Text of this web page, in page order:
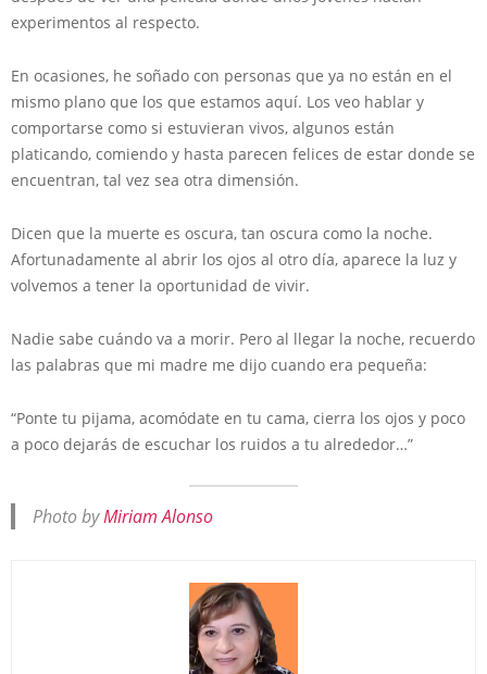
experimentos al respecto.
En ocasiones, he soñado con personas que ya no están en el
mismo plano que los que estamos aquí. Los veo hablar y
comportarse como si estuvieran vivos, algunos están
platicando, comiendo y hasta parecen felices de estar donde se
encuentran, tal vez sea otra dimensión.
Dicen que la muerte es oscura, tan oscura como la noche.
Afortunadamente al abrir los ojos al otro día, aparece la luz y
volvemos a tener la oportunidad de vivir.
Nadie sabe cuándo va a morir. Pero al llegar la noche, recuerdo
las palabras que mi madre me dijo cuando era pequeña:
“Ponte tu pijama, acomódate en tu cama, cierra los ojos y poco
a poco dejarás de escuchar los ruidos a tu alrededor…”
Photo byMiriam Alonso